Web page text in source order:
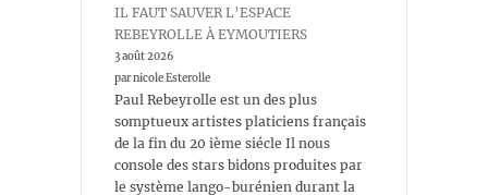
IL FAUT SAUVER L’ESPACE
REBEYROLLE À EYMOUTIERS
3 août 2026
par nicole Esterolle
Paul Rebeyrolle est un des plus
somptueux artistes platiciens français
de la fin du 20 ième siécle Il nous
console des stars bidons produites par
le système lango-burénien durant la